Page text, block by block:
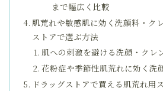
まで幅広く比較
肌荒れや敏感肌に効く洗顔料・ク
ストアで選ぶ方法
肌への刺激を避ける洗顔・クレ
花粉症や季節性肌荒れに効く洗
ドラッグストアで買える肌荒れ用